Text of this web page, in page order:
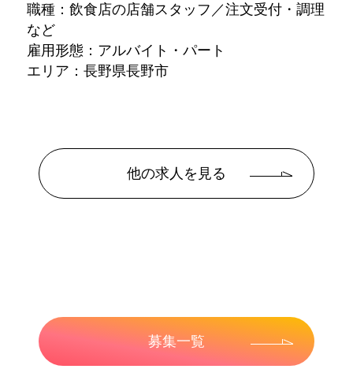
職種：飲食店の店舗スタッフ／注文受付・調理
など
雇用形態：アルバイト・パート
エリア：長野県長野市
他の求人を見る
募集一覧